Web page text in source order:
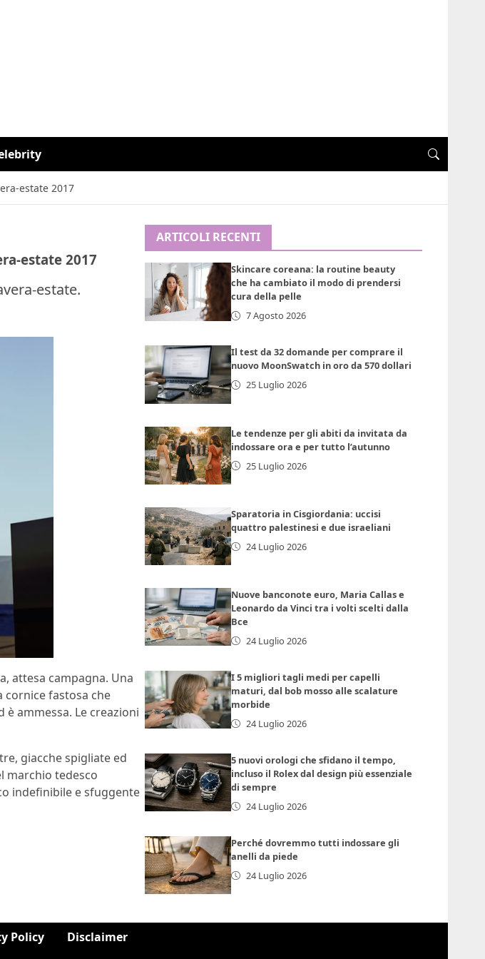
estate 2017
estate 2017
estate.
attesa campagna. Una
cornice fastosa che
è ammessa. Le creazioni
giacche spigliate ed
marchio tedesco
indefinibile e sfuggente
ARTICOLI RECENTI
Skincare coreana: la routine beauty
che ha cambiato il modo di prendersi
cura della pelle
7 Agosto 2026
Il test da 32 domande per comprare il
nuovo MoonSwatch in oro da 570 dollari
25 Luglio 2026
Le tendenze per gli abiti da invitata da
indossare ora e per tutto l’autunno
25 Luglio 2026
Sparatoria in Cisgiordania: uccisi
quattro palestinesi e due israeliani
24 Luglio 2026
Nuove banconote euro, Maria Callas e
Leonardo da Vinci tra i volti scelti dalla
Bce
24 Luglio 2026
I 5 migliori tagli medi per capelli
maturi, dal bob mosso alle scalature
morbide
24 Luglio 2026
5 nuovi orologi che sfidano il tempo,
incluso il Rolex dal design più essenziale
di sempre
24 Luglio 2026
Perché dovremmo tutti indossare gli
anelli da piede
24 Luglio 2026
Policy Disclaimer